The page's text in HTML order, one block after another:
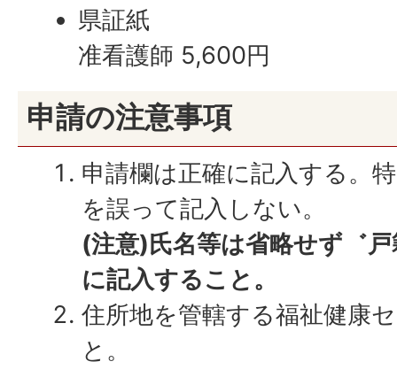
県証紙
准看護師 5,600円
申請の注意事項
申請欄は正確に記入する。
を誤って記入しない。
(注意)氏名等は省略せず゛
に記入すること。
住所地を管轄する福祉健康
と。